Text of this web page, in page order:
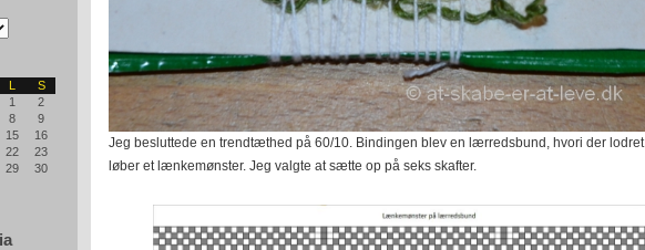
L
S
1
2
8
9
15
16
22
23
29
30
Jeg besluttede en trendtæthed på 60/10. Bindingen blev en lærredsbund, hvori der lodret
løber et lænkemønster. Jeg valgte at sætte op på seks skafter.